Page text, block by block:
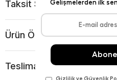
Taksit Seçenekleri
Ürün Önerileri
Teslimat Ve İade Koşulları